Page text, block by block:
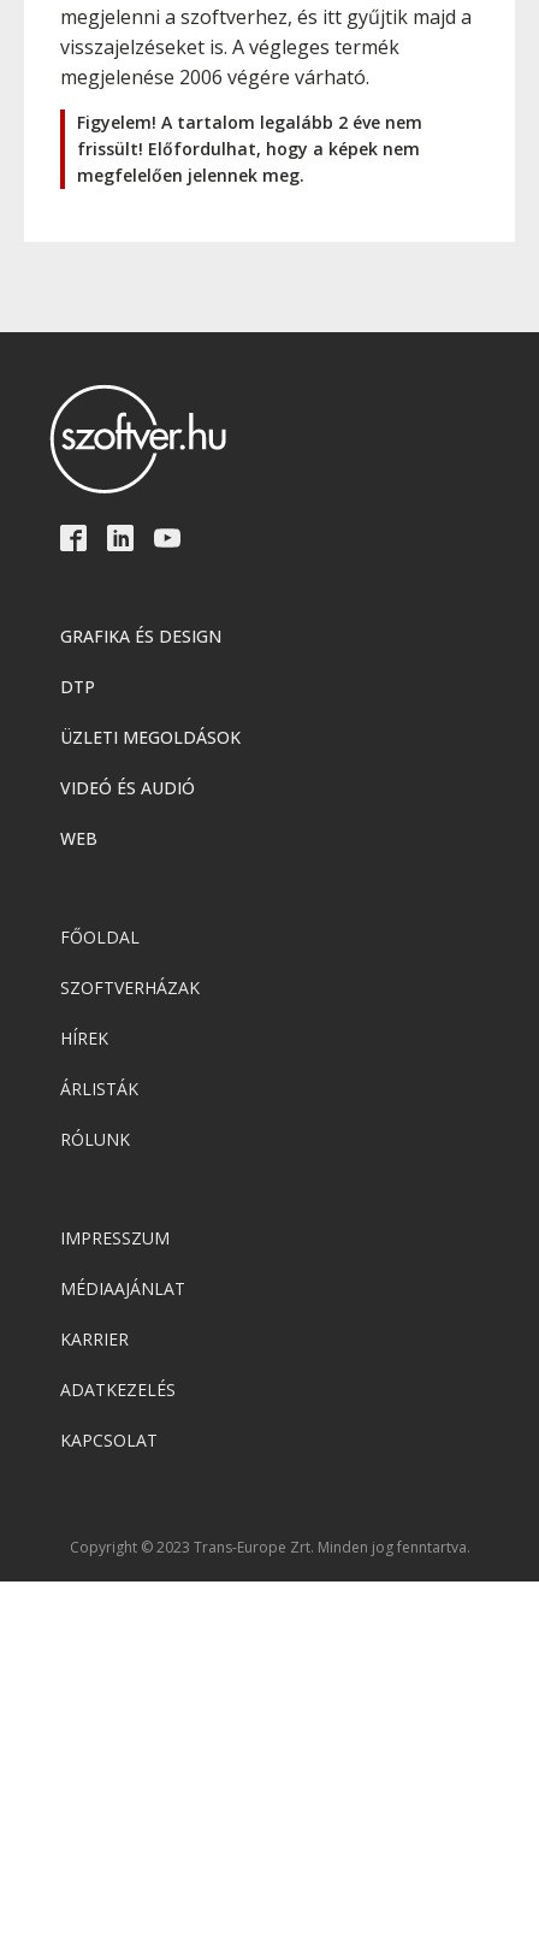
megjelenni a szoftverhez, és itt gyűjtik majd a
visszajelzéseket is. A végleges termék
megjelenése 2006 végére várható.
Figyelem! A tartalom legalább 2 éve nem
frissült! Előfordulhat, hogy a képek nem
megfelelően jelennek meg.
GRAFIKA ÉS DESIGN
DTP
ÜZLETI MEGOLDÁSOK
VIDEÓ ÉS AUDIÓ
WEB
FŐOLDAL
SZOFTVERHÁZAK
HÍREK
ÁRLISTÁK
RÓLUNK
IMPRESSZUM
MÉDIAAJÁNLAT
KARRIER
ADATKEZELÉS
KAPCSOLAT
Copyright © 2023 Trans-Europe Zrt. Minden jog fenntartva.